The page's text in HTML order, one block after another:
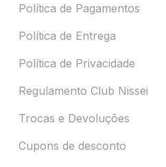
Política de Pagamentos
Política de Entrega
Política de Privacidade
Regulamento Club Nissei
Trocas e Devoluções
Cupons de desconto